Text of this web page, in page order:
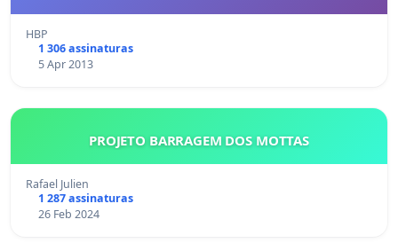
HBP
1 306 assinaturas
5 Apr 2013
PROJETO BARRAGEM DOS MOTTAS
Rafael Julien
1 287 assinaturas
26 Feb 2024